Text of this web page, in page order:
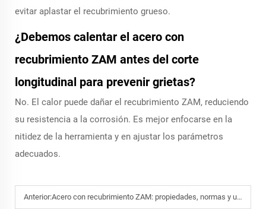
evitar aplastar el recubrimiento grueso.
¿Debemos calentar el acero con
recubrimiento ZAM antes del corte
longitudinal para prevenir grietas?
No. El calor puede dañar el recubrimiento ZAM, reduciendo
su resistencia a la corrosión. Es mejor enfocarse en la
nitidez de la herramienta y en ajustar los parámetros
adecuados.
Anterior:Acero con recubrimiento ZAM: propiedades, normas y usos más adecuados en la fabricación